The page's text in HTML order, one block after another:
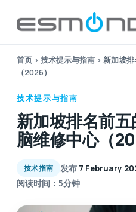
首页 › 技术提示与指南 › 新加坡
（2026）
技术提示与指南
新加坡排名前
脑维修中心（
技术指南 发布 7 February
阅读时间：5分钟